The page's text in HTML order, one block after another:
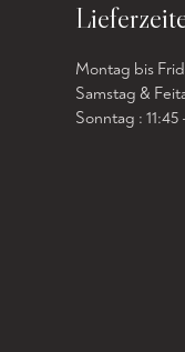
Montag bis
Samstag &
Sonntag : 11:45